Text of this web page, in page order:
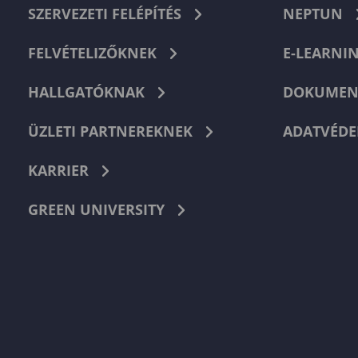
SZERVEZETI FELÉPÍTÉS
FELVÉTELIZŐKNEK
HALLGATÓKNAK
ÜZLETI PARTNEREKNEK
KARRIER
GREEN UNIVERSITY
NEPTUN
E-